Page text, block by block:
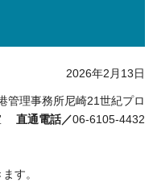
2026年2月13日
管理事務所尼崎21世紀プロ
直通電話／06-6105-4432
す。